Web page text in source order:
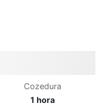
Cozedura
1 hora